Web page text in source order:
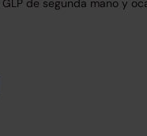
de segunda mano y